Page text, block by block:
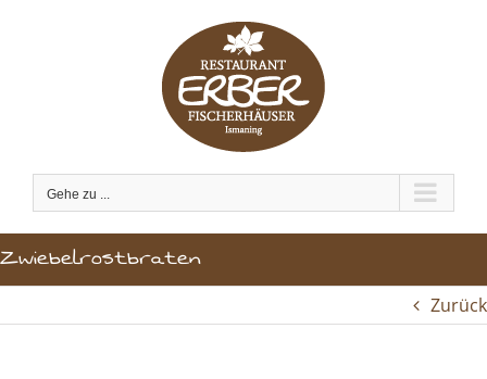
Gehe zu ...
Zwiebelrostbraten
Zurück